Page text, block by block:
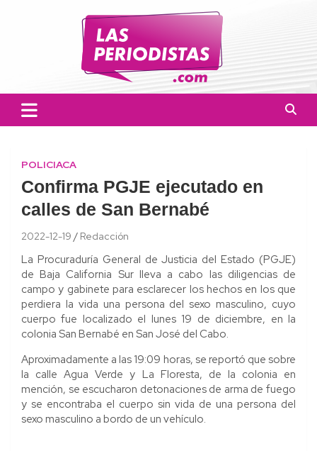
Las Periodistas
informado a la población.
POLICIACA
Confirma PGJE ejecutado en
calles de San Bernabé
2022-12-19 Redacción
La Procuraduría General de Justicia del Estado (PGJE)
de Baja California Sur lleva a cabo las diligencias de
campo y gabinete para esclarecer los hechos en los que
perdiera la vida una persona del sexo masculino, cuyo
cuerpo fue localizado el lunes 19 de diciembre, en la
colonia San Bernabé en San José del Cabo.
Aproximadamente a las 19:09 horas, se reportó que sobre
la calle Agua Verde y La Floresta, de la colonia en
mención, se escucharon detonaciones de arma de fuego
y se encontraba el cuerpo sin vida de una persona del
sexo masculino a bordo de un vehículo.